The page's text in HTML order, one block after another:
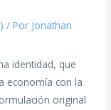
/ Por Jonathan
identidad, que
economía con la
original